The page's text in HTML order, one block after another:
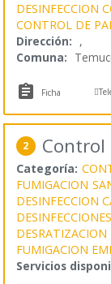
DESINFECCION
CONTROL DE
Dirección: ,
Comuna:
 Ficha 
2 Control
Categoría:
FUMIGACION
DESINFECCION
FUMIGACION
Servicios